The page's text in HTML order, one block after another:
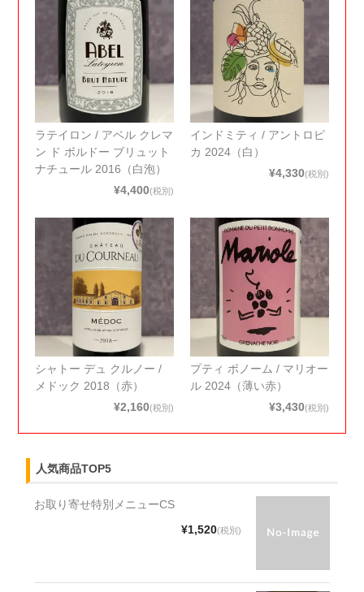
ラテイロン / アベル クレマ
ン ド ボルドー ブリュット
ナチュール 2016（白泡）
¥4,400(税別)
インドミティ / アントロピ
カ 2024（白）
¥4,330(税別)
シャトー デュ クルノー /
メドック 2018（赤）
¥2,160(税別)
プティ ボノーム / マリオー
ル 2024（薄い赤）
¥3,430(税別)
人気商品TOP5
お取り寄せ特別メニューCS
¥1,520(税別)